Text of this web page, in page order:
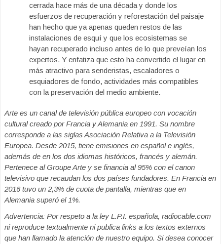
cerrada hace más de una década y donde los
esfuerzos de recuperación y reforestación del paisaje
han hecho que ya apenas queden restos de las
instalaciones de esquí y que los ecosistemas se
hayan recuperado incluso antes de lo que preveían los
expertos. Y enfatiza que esto ha convertido el lugar en
más atractivo para senderistas, escaladores o
esquiadores de fondo, actividades más compatibles
con la preservación del medio ambiente.
Arte es un canal de televisión pública europeo con vocación
cultural creado por Francia y Alemania en 1991. Su nombre
corresponde a las siglas Asociación Relativa a la Televisión
Europea. Desde 2015, tiene emisiones en español e inglés,
además de en los dos idiomas históricos, francés y alemán.
Pertenece al Groupe Arte y se financia al 95% con el canon
televisivo que recaudan los dos países fundadores. En Francia en
2016 tuvo un 2,3% de cuota de pantalla, mientras que en
Alemania superó el 1%.
Advertencia: Por respeto a la ley L.P.I. española, radiocable.com
ni reproduce textualmente ni publica links a los textos externos
que han llamado la atención de nuestro equipo. Si desea conocer